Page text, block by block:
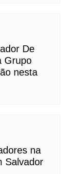
De
Grupo
nesta
na
Salvador